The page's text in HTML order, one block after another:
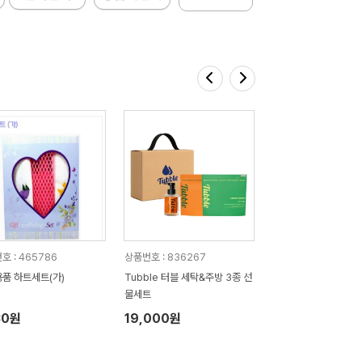
호 : 465786
품 하트세트(가)
원
상품번호 : 836267
Tubble 터블 세탁&주방 3종 선
물세트
19,000원